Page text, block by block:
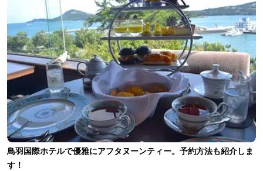
鳥羽国際ホテルで優雅にアフタヌーンティー。予約方法も紹介しま
す！